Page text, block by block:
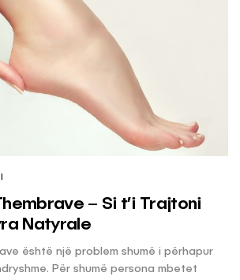
– Si t’i Trajtoni
Natyrale
është një problem shumë i përhapur
Për shumë persona mbetet